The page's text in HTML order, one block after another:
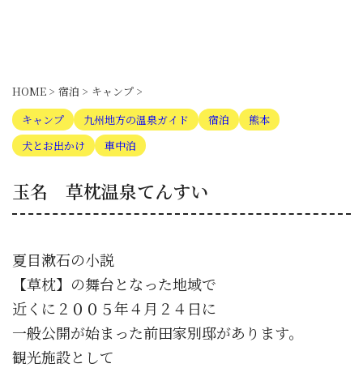
HOME > 宿泊 > キャンプ >
キャンプ
九州地方の温泉ガイド 宿泊
熊本
犬とお出かけ
車中泊
玉名 草枕温泉てんすい
夏目漱石の小説
【草枕】の舞台となった地域で
近くに２００５年４月２４日に
一般公開が始まった前田家別邸があります。
観光施設として